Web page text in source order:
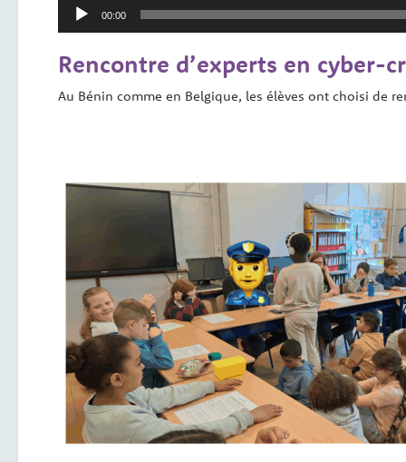
Lecteur
audio
00:00
Rencontre d’experts en cyber-
Au Bénin comme en Belgique, les élèves ont choisi de